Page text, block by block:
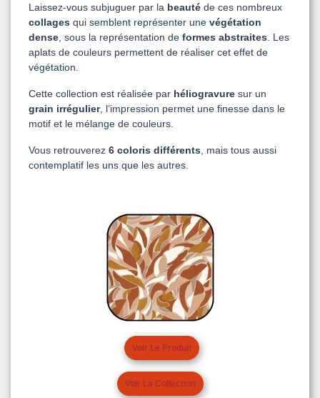
Laissez-vous subjuguer par la beauté de ces nombreux
collages qui semblent représenter une végétation
dense , sous la représentation de formes abstraites . Les
aplats de couleurs permettent de réaliser cet effet de
végétation.
Cette collection est réalisée par héliogravure sur un
grain irrégulier, l’impression permet une finesse dans le
motif et le mélange de couleurs.
Vous retrouverez 6 coloris différents , mais tous aussi
contemplatif les uns que les autres.
Voir Le Produit
Voir La Collection